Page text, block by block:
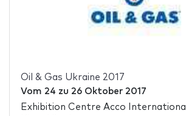
Oil & Gas Ukraine 2017
Vom 24 zu 26 Oktober 2017
Exhibition Centre Acco International